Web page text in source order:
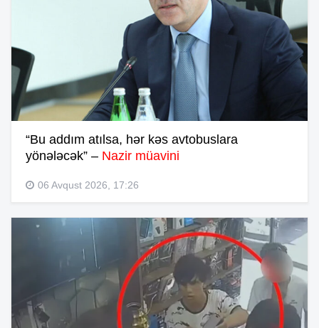
“Bu addım atılsa, hər kəs avtobuslara
yönələcək” – Nazir müavini
06 Avqust 2026, 17:26